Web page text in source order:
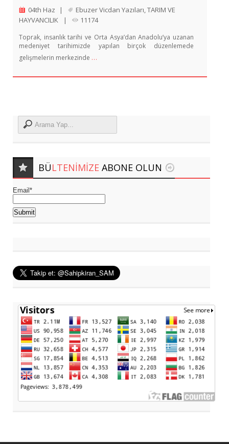
04th Haz | Ebuzer Vicdan Yazıları TARIM VE
HAYVANCILIK
| 11174
Toprak, insanlık tarihi ve Orta Asya’dan Anadolu’ya uzanan
medeniyet tarihimizde yapılan birçok düzenlemede
gelişmelerin merkezinde …
BÜLTENIMIZE ABONE OLUN
Email*